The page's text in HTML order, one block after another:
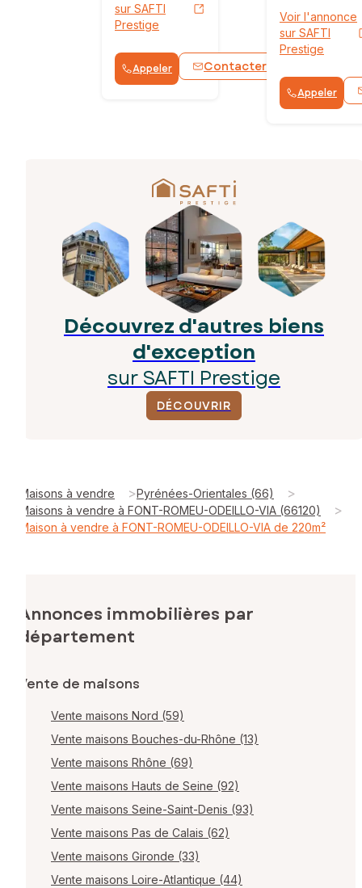
sur SAFTI
Prestige
Appeler Contacter
Voir l'annonce
sur SAFTI
Prestige
Appeler
Découvrez d'autres biens
d'exception
sur SAFTI Prestige
DÉCOUVRIR
Maisons à vendre >Pyrénées-Orientales (66) >
Maisons à vendre à FONT-ROMEU-ODEILLO-VIA (66120) >
Maison à vendre à FONT-ROMEU-ODEILLO-VIA de 220m²
Annonces immobilières par
département
Vente de maisons
Vente maisons Nord (59)
Vente maisons Bouches-du-Rhône (13)
Vente maisons Rhône (69)
Vente maisons Hauts de Seine (92)
Vente maisons Seine-Saint-Denis (93)
Vente maisons Pas de Calais (62)
Vente maisons Gironde (33)
Vente maisons Loire-Atlantique (44)